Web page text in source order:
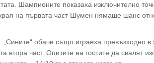
Шампионите показаха изключително
на първата част Шумен нямаше шанс
обаче също играеха превъзходно в
втора част. Опитите на гостите да свалят